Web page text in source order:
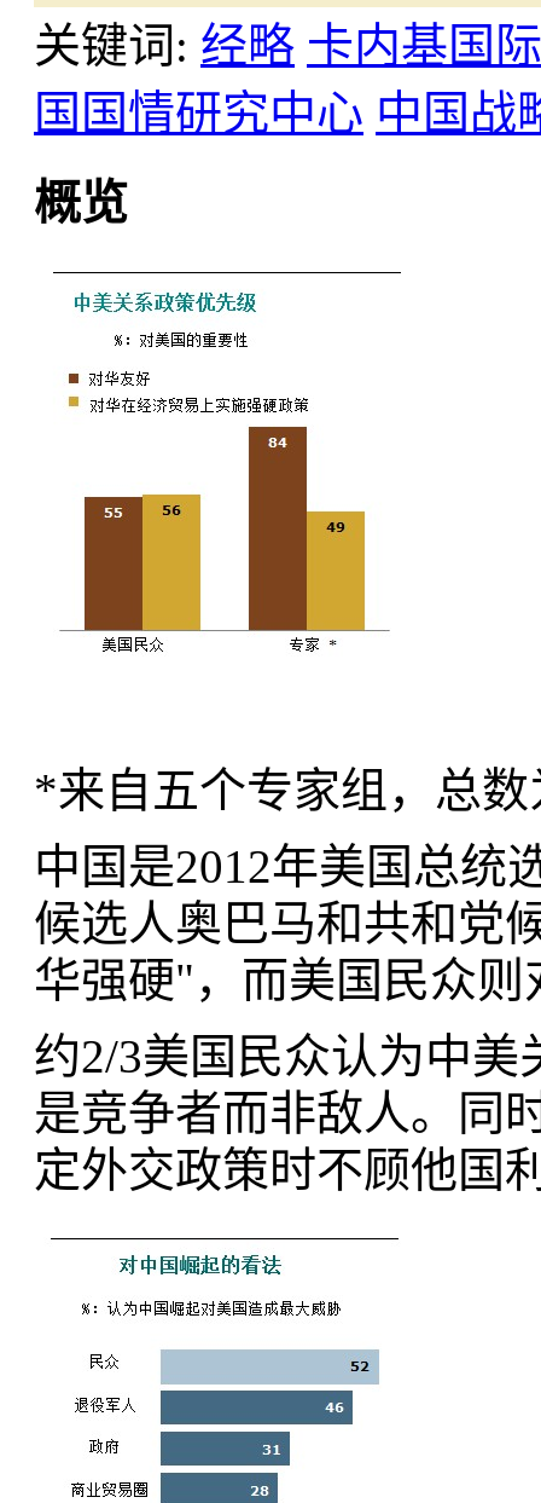
关键词: 经略 卡内基国
国国情研究中心 中国战
概览
*来自五个专家组，总数
中国是2012年美国总统
候选人奥巴马和共和党
华强硬"，而美国民众
约2/3美国民众认为中
是竞争者而非敌人。同
定外交政策时不顾他国